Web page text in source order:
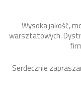
Wysoka jakość,
warsztatowych.
Serdecznie